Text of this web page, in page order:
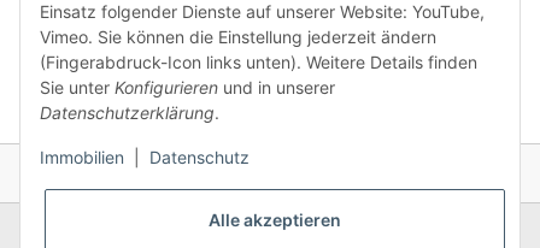
Einsatz folgender Dienste auf unserer Website: YouTube,
Vimeo. Sie können die Einstellung jederzeit ändern
(Fingerabdruck-Icon links unten). Weitere Details finden
Sie unter Konfigurieren und in unserer
Datenschutzerklärung.
Immobilien Datenschutz
Alle akzeptieren